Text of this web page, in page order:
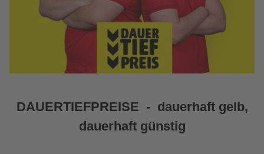
DAUERTIEFPREISE - dauerhaft gelb,
dauerhaft günstig